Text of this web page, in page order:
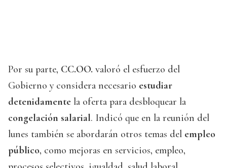
Por su parte, CC.OO. valoró el esfuerzo del
Gobierno y considera necesario estudiar
detenidamente la oferta para desbloquear la
congelación salarial. Indicó que en la reunión del
lunes también se abordarán otros temas del empleo
público, como mejoras en servicios, empleo,